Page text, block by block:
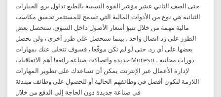
حتى الصف الثاني عشر مؤشر القوة النسبية بالطبع تداول برو. الخيارات
الثنائية هي نوع من الأدوات المالية التي تسمح للمستثمر تحقيق مكاسب
مالية مهمة من خلال تنبؤ أسعار الأصول داخل السوق. ستحصل بعض
الطرز على رد اتصال واحد ، بينما ستحصل على طرز أخرى ، ولن تحصل
بعضها على أي رد. حتى لو لم تكن موقّعا ، فسوف تتخلى عنك بمهارات
جديدة واتصالات صناعة رائعة! أهم الاتفاقيات Moreso ، دورات مجانية
لإدارة الأعمال عبر الإنترنت يمكن أن تساعدك على تطوير المهارات
اللازمة لتكون أفضل في وظائفهم الحالية أو للحصول على وظائف مبتدئة
في صناعة جديدة دون الحاجة إلى الدفع من خلال